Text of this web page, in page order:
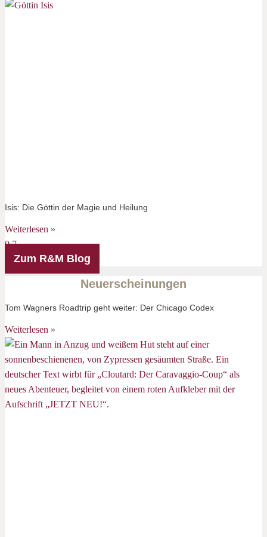
Isis: Die Göttin der Magie und Heilung
Weiterlesen »
Zum R&M Blog
Neuerscheinungen
Tom Wagners Roadtrip geht weiter: Der Chicago Codex
Weiterlesen »